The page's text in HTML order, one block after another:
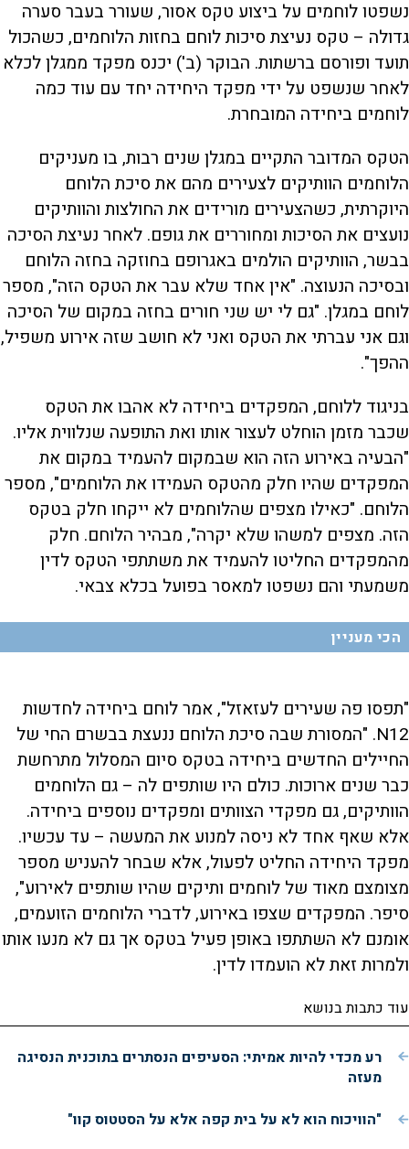
נשפטו לוחמים על ביצוע טקס אסור, שעורר בעבר סערה
גדולה – טקס נעיצת סיכות לוחם בחזות הלוחמים, כשהכול
תועד ופורסם ברשתות. הבוקר (ב') יכנס מפקד ממגלן לכלא
לאחר שנשפט על ידי מפקד היחידה יחד עם עוד כמה
לוחמים ביחידה המובחרת.
הטקס המדובר התקיים במגלן שנים רבות, בו מעניקים
הלוחמים הוותיקים לצעירים מהם את סיכת הלוחם
היוקרתית, כשהצעירים מורידים את החולצות והוותיקים
נועצים את הסיכות ומחוררים את גופם. לאחר נעיצת הסיכה
בבשר, הוותיקים הולמים באגרופם בחוזקה בחזה הלוחם
ובסיכה הנעוצה. "אין אחד שלא עבר את הטקס הזה", מספר
לוחם במגלן. "גם לי יש שני חורים בחזה במקום של הסיכה
וגם אני עברתי את הטקס ואני לא חושב שזה אירוע משפיל,
ההפך".
בניגוד ללוחם, המפקדים ביחידה לא אהבו את הטקס
שכבר מזמן הוחלט לעצור אותו ואת התופעה שנלווית אליו.
"הבעיה באירוע הזה הוא שבמקום להעמיד במקום את
המפקדים שהיו חלק מהטקס העמידו את הלוחמים", מספר
הלוחם. "כאילו מצפים שהלוחמים לא ייקחו חלק בטקס
הזה. מצפים למשהו שלא יקרה", מבהיר הלוחם. חלק
מהמפקדים החליטו להעמיד את משתתפי הטקס לדין
משמעתי והם נשפטו למאסר בפועל בכלא צבאי.
הכי מעניין
"תפסו פה שעירים לעזאזל", אמר לוחם ביחידה לחדשות
N12. "המסורת שבה סיכת הלוחם ננעצת בבשרם החי של
החיילים החדשים ביחידה בטקס סיום המסלול מתרחשת
כבר שנים ארוכות. כולם היו שותפים לה – גם הלוחמים
הוותיקים, גם מפקדי הצוותים ומפקדים נוספים ביחידה.
אלא שאף אחד לא ניסה למנוע את המעשה – עד עכשיו.
מפקד היחידה החליט לפעול, אלא שבחר להעניש מספר
מצומצם מאוד של לוחמים ותיקים שהיו שותפים לאירוע",
סיפר. המפקדים שצפו באירוע, לדברי הלוחמים הזועמים,
אומנם לא השתתפו באופן פעיל בטקס אך גם לא מנעו אותו
ולמרות זאת לא הועמדו לדין.
עוד כתבות בנושא
רע מכדי להיות אמיתי: הסעיפים הנסתרים בתוכנית הנסיגה
מעזה
"הוויכוח הוא לא על בית קפה אלא על הסטטוס קוו"